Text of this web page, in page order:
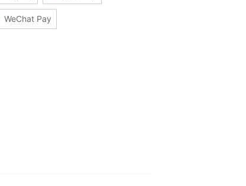
WeChat Pay